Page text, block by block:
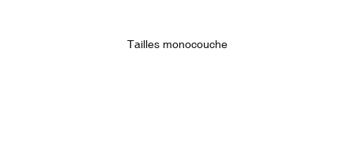
Tailles monocouche